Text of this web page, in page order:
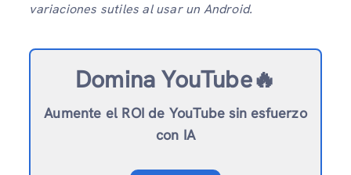
variaciones sutiles al usar un Android.
Domina YouTube🔥
Aumente el ROI de YouTube sin esfuerzo
con IA